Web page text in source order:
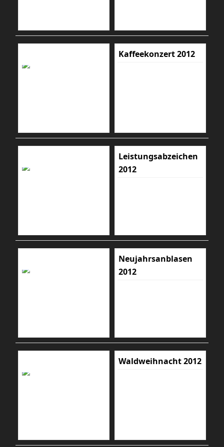
Kaffeekonzert 2012
Leistungsabzeichen
2012
Neujahrsanblasen
2012
Waldweihnacht 2012